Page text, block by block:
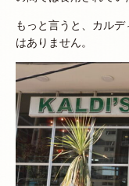
もっと言うと、カル
はありません。